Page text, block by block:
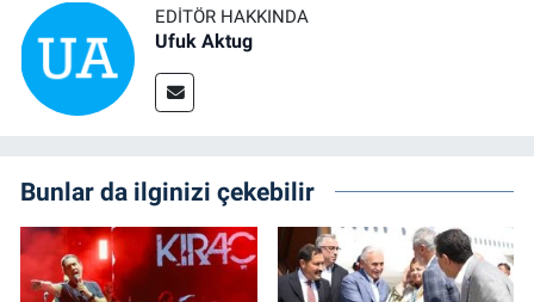
EDITÖR HAKKINDA
Ufuk Aktug
Bunlar da ilginizi çekebilir